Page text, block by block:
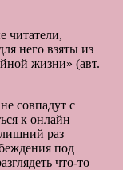
читатели,
него взяты из
жизни» (авт.
совпадут с
к онлайн
раз
под
что-то